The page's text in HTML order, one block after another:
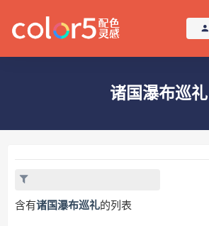
诸国瀑布巡礼
含有诸国瀑布巡礼的列表